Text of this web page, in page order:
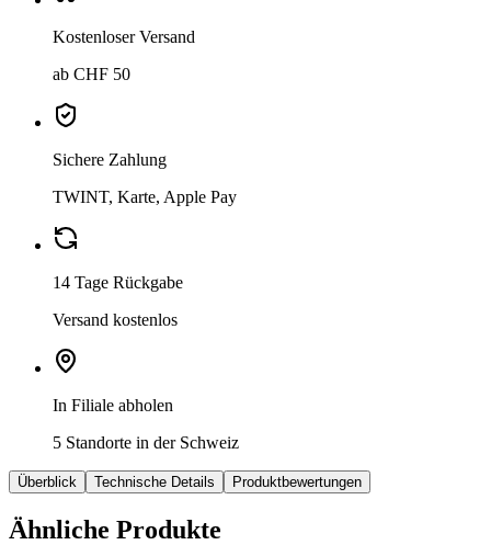
Kostenloser Versand
ab CHF 50
Sichere Zahlung
TWINT, Karte, Apple Pay
14 Tage Rückgabe
Versand kostenlos
In Filiale abholen
5 Standorte in der Schweiz
Überblick Technische Details Produktbewertungen
Ähnliche Produkte